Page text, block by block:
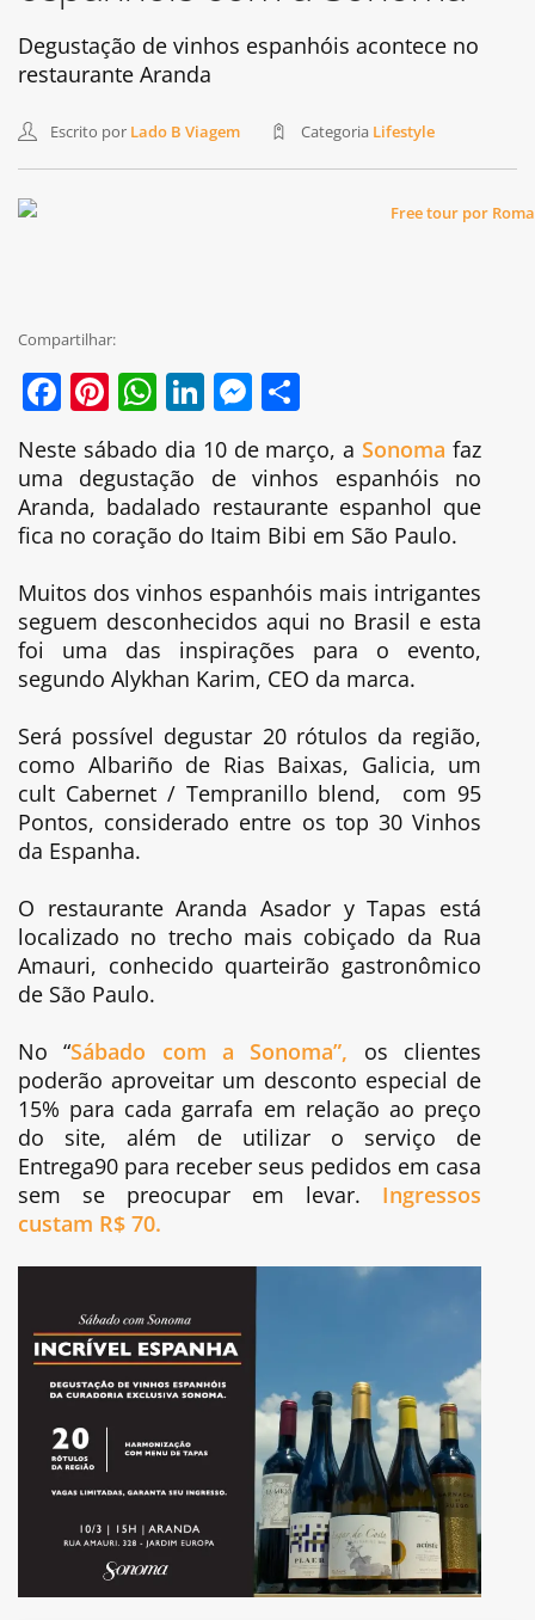
Degustação de vinhos espanhóis acontece no
restaurante Aranda
Escrito por Lado B Viagem Categoria Lifestyle
Compartilhar:
Facebook
Pinterest
WhatsApp
LinkedIn
Messenger
Neste sábado dia 10 de março, aSonoma faz
uma degustação de vinhos espanhóis no
Aranda, badalado restaurante espanhol que
fica no coração do Itaim Bibi em São Paulo.
Muitos dos vinhos espanhóis mais intrigantes
seguem desconhecidos aqui no Brasil e esta
foi uma das inspirações para o evento,
segundo Alykhan Karim, CEO da marca.
Será possível degustar 20 rótulos da região,
como Albariño de Rias Baixas, Galicia, um
cult Cabernet / Tempranillo blend, com 95
Pontos, considerado entre os top 30 Vinhos
da Espanha.
O restaurante Aranda Asador y Tapas está
localizado no trecho mais cobiçado da Rua
Amauri, conhecido quarteirão gastronômico
de São Paulo.
No “Sábado com a Sonoma”, os clientes
poderão aproveitar um desconto especial de
15% para cada garrafa em relação ao preço
do site, além de utilizar o serviço de
Entrega90 para receber seus pedidos em casa
sem se preocupar em levar. Ingressos
custam R$ 70.